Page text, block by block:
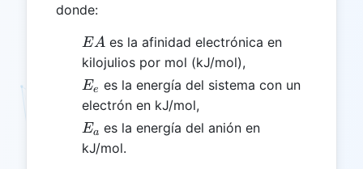
donde:
EA
EA es la afinidad electrónica en
kilojulios por mol (kJ/mol),
E_e
Ee es la energía del sistema con un
electrón en kJ/mol,
E_a
Ea es la energía del anión en
kJ/mol.